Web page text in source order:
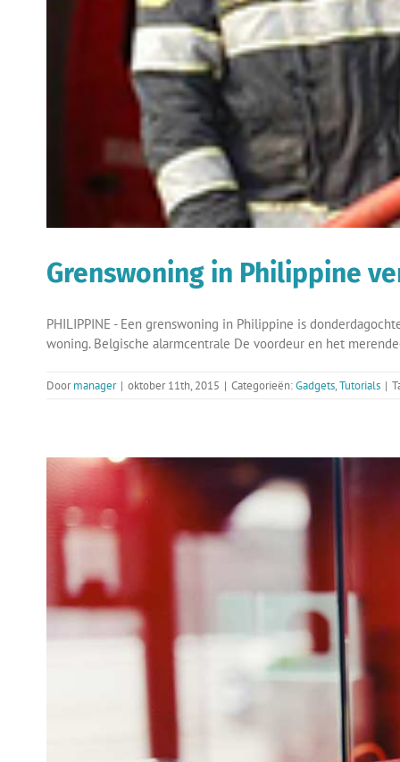
Grenswoning in Philippine
PHILIPPINE - Een grenswoning in Philippine is
woning. Belgische alarmcentrale De voordeur en het
Doormanager | oktober 11th, 2015 | Categorieën:Gadgets,Tutorials |